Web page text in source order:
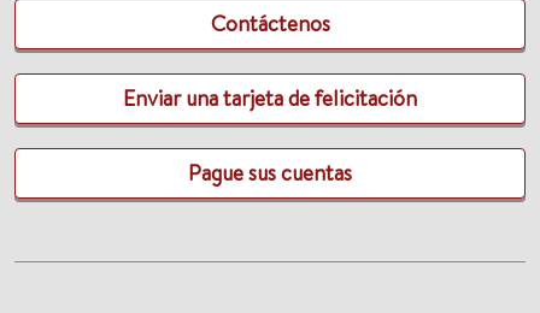
Contáctenos
Enviar una tarjeta de felicitación
Pague sus cuentas